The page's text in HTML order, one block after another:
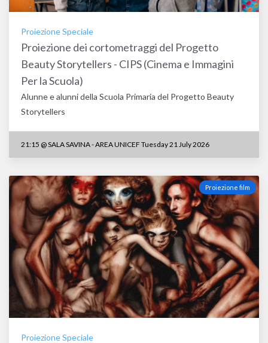
Proiezione Speciale
Proiezione dei cortometraggi del Progetto
Beauty Storytellers - CIPS (Cinema e Immagini
Per la Scuola)
Alunne e alunni della Scuola Primaria del Progetto Beauty
Storytellers
21:15 @SALA SAVINA - AREA UNICEF Tuesday 21 July 2026
Proiezione film
Proiezione Speciale